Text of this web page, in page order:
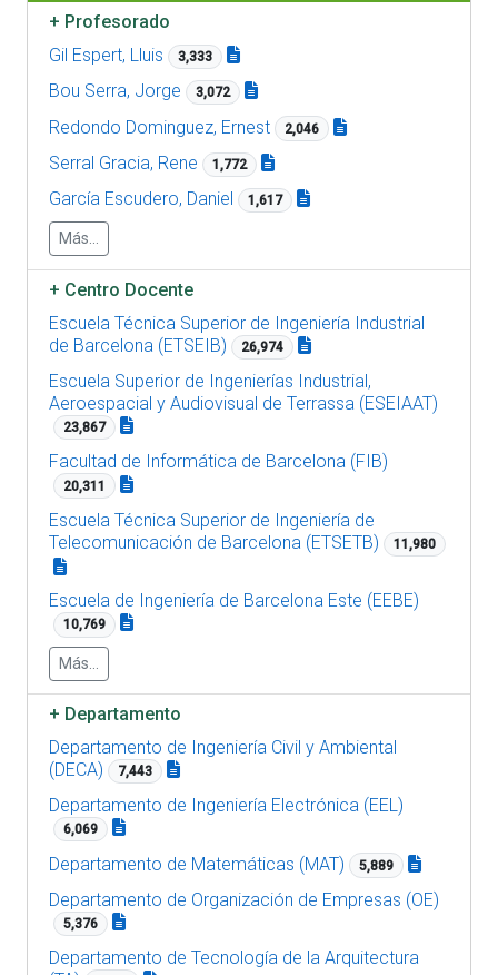
+ Profesorado
Gil Espert, Lluis
3,333
Bou Serra, Jorge 3,072
Redondo Dominguez, Ernest 2,046
Serral Gracia, Rene 1,772
García Escudero, Daniel 1,617
Más...
+ Centro Docente
Escuela Técnica Superior de Ingeniería Industrial
de Barcelona (ETSEIB)
26,974
Escuela Superior de Ingenierías Industrial,
Aeroespacial y Audiovisual de Terrassa (ESEIAAT)
23,867
Facultad de Informática de Barcelona (FIB)
20,311
Escuela Técnica Superior de Ingeniería de
Telecomunicación de Barcelona (ETSETB)
11,980
Escuela de Ingeniería de Barcelona Este (EEBE)
10,769
Más...
+ Departamento
Departamento de Ingeniería Civil y Ambiental
(DECA)
7,443
Departamento de Ingeniería Electrónica (EEL)
6,069
Departamento de Matemáticas (MAT) 5,889
Departamento de Organización de Empresas (OE)
5,376
Departamento de Tecnología de la Arquitectura